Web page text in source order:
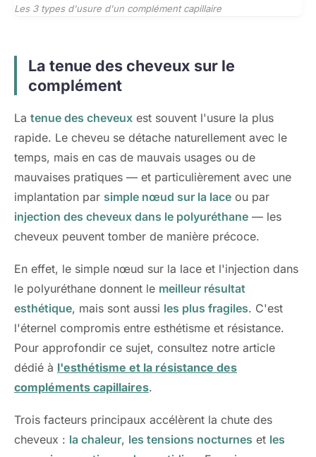
Les 3 types d'usure d'un complément capillaire
La tenue des cheveux sur le
complément
La tenue des cheveux est souvent l'usure la plus
rapide. Le cheveu se détache naturellement avec le
temps, mais en cas de mauvais usages ou de
mauvaises pratiques — et particulièrement avec une
implantation par simple nœud sur la lace ou par
injection des cheveux dans le polyuréthane — les
cheveux peuvent tomber de manière précoce.
En effet, le simple nœud sur la lace et l'injection dans
le polyuréthane donnent le meilleur résultat
esthétique, mais sont aussi les plus fragiles. C'est
l'éternel compromis entre esthétisme et résistance.
Pour approfondir ce sujet, consultez notre article
dédié à l'esthétisme et la résistance des
compléments capillaires.
Trois facteurs principaux accélèrent la chute des
cheveux : la chaleur, les tensions nocturnes et les